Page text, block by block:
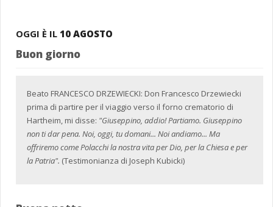
OGGI È IL 10 AGOSTO
Buon giorno
Beato FRANCESCO DRZEWIECKI: Don Francesco Drzewiecki
prima di partire per il viaggio verso il forno crematorio di
Hartheim, mi disse: "Giuseppino, addio! Partiamo. Giuseppino
non ti dar pena. Noi, oggi, tu domani... Noi andiamo... Ma
offriremo come Polacchi la nostra vita per Dio, per la Chiesa e per
la Patria". (Testimonianza di Joseph Kubicki)